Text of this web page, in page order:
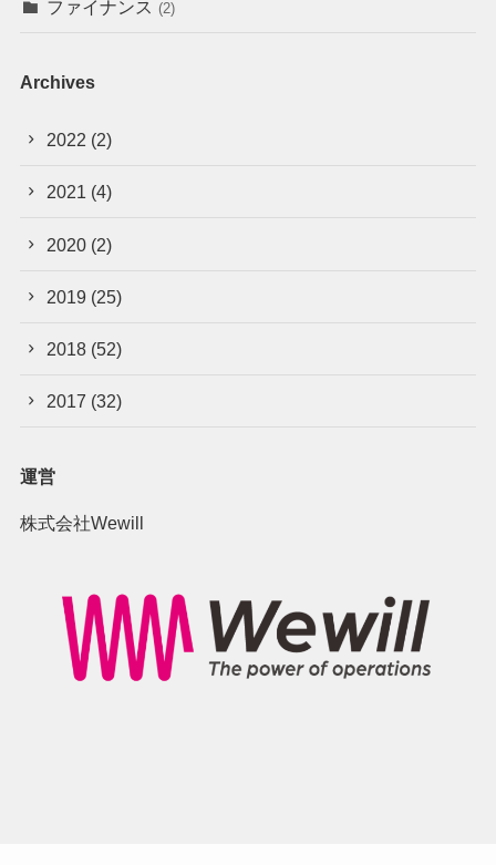
ファイナンス (2)
Archives
2022 (2)
2021 (4)
2020 (2)
2019 (25)
2018 (52)
2017 (32)
運営
株式会社Wewill